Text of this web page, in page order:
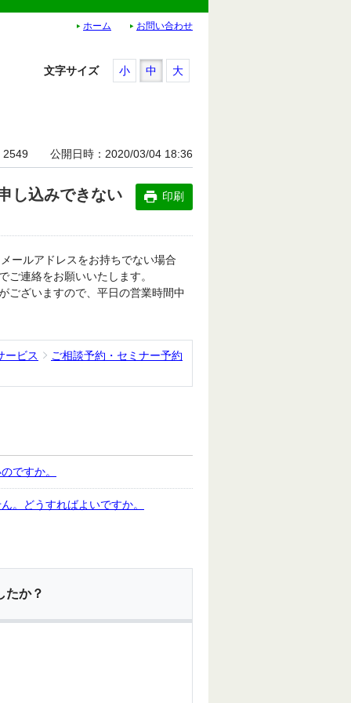
ホーム お問い合わせ
文字サイズ 小 中 大
2549 公開日時 2020/03/04 18:36
し込みできない 印刷
ールアドレスをお持ちでない場合
ご連絡をお願いいたします。
ございますので、平日の営業時間中
ービス ご相談予約・セミナー予約
ですか。
。どうすればよいですか。
たか？